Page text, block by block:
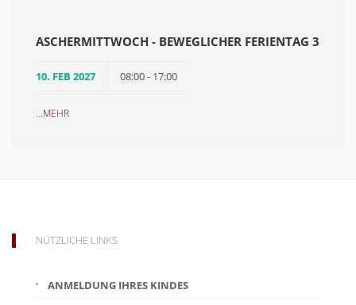
ASCHERMITTWOCH - BEWEGLICHER FERIENTAG 3
10. FEB 2027 08:00 - 17:00
...MEHR
NÜTZLICHE LINKS
ANMELDUNG IHRES KINDES